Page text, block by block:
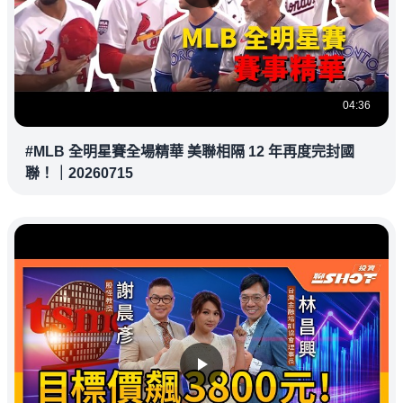
04:36
#MLB 全明星賽全場精華 美聯相隔 12 年再度完封國
聯！｜20260715